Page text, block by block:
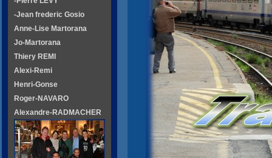
-Jean frederic Gosio
Anne-Lise Martorana
Jo-Martorana
Thiery REMI
Alexi-Remi
Henri-Gonse
Roger-NAVARO
Alexandre-RADMACHER